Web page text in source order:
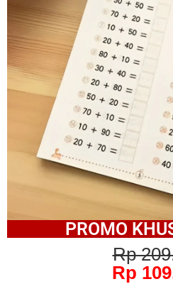
PROMO
Rp
Rp